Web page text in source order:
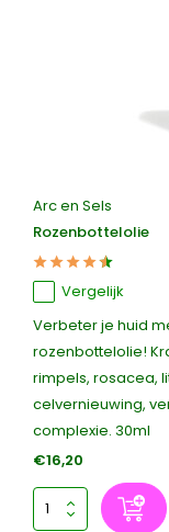
Arc en Sels
Rozenbottelolie
Vergelijk
Verbeter je huid
rozenbottelolie!
rimpels, rosacea,
celvernieuwing,
complexie. 30ml
€16,20